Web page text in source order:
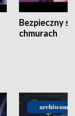
Bezpieczny
chmurach